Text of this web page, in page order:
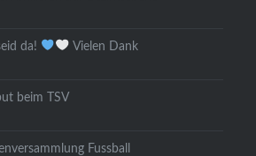
da! Vielen Dank
beim TSV
Fussball